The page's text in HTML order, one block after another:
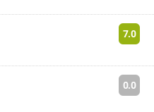
7.0
0.0